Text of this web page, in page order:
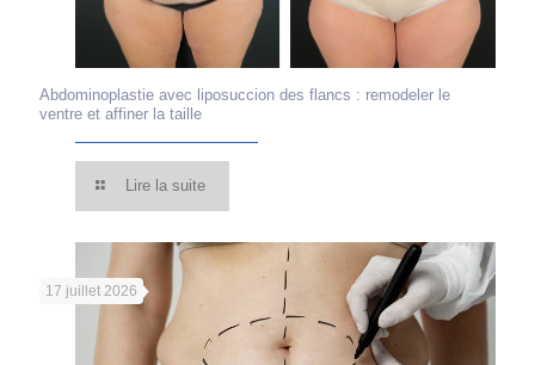
Abdominoplastie avec liposuccion des flancs : remodeler le
ventre et affiner la taille
Lire la suite
17 juillet 2026